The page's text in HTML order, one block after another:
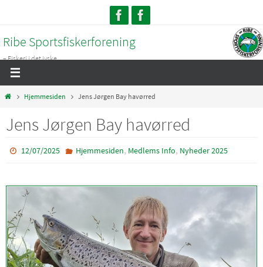
content
Ribe Sportsfiskerforening
– Fiskeri i det jyske...
HomeHjemmesiden Jens Jørgen Bay havørred
Jens Jørgen Bay havørred
12/07/2025 Hjemmesiden, Medlems Info, Nyheder 2025